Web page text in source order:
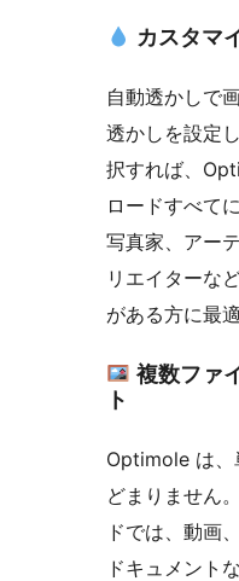
カスタマ
自動透かしで
透かしを設定
択すれば、
ロードすべて
写真家、アー
リエイターな
がある方に最適
複数ファ
ト
Optimole は、
どまりません
ドでは、動画
ドキュメント